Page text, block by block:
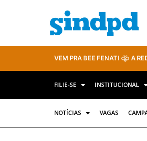
VEM PRA BEE FENATI A
FILIE-SE INSTITUCIONAL
NOTÍCIAS VAGAS